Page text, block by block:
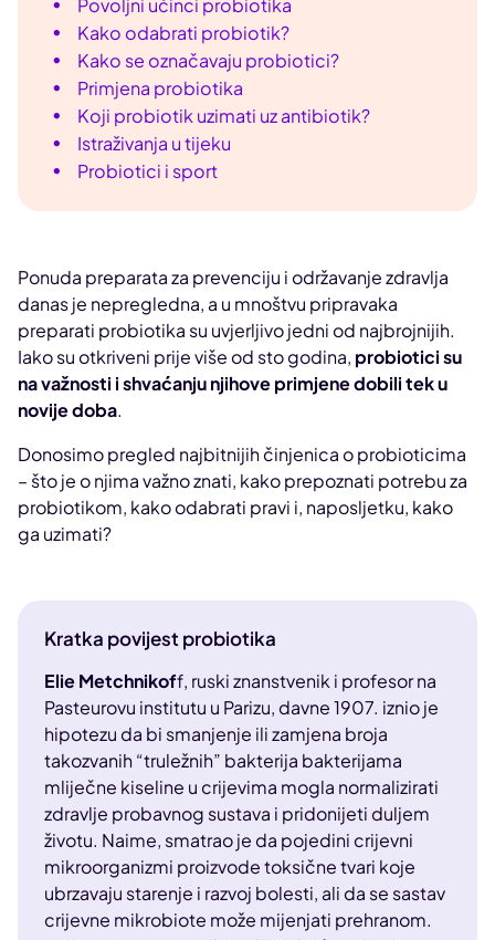
Povoljni učinci probiotika
Kako odabrati probiotik?
Kako se označavaju probiotici?
Primjena probiotika
Koji probiotik uzimati uz antibiotik?
Istraživanja u tijeku
Probiotici i sport
Ponuda preparata za prevenciju i održavanje zdravlja
danas je nepregledna, a u mnoštvu pripravaka
preparati probiotika su uvjerljivo jedni od najbrojnijih.
Iako su otkriveni prije više od sto godina, probiotici su
na važnosti i shvaćanju njihove primjene dobili tek u
novije doba.
Donosimo pregled najbitnijih činjenica o probioticima
– što je o njima važno znati, kako prepoznati potrebu za
probiotikom, kako odabrati pravi i, naposljetku, kako
ga uzimati?
Kratka povijest probiotika
Elie Metchnikoff, ruski znanstvenik i profesor na
Pasteurovu institutu u Parizu, davne 1907. iznio je
hipotezu da bi smanjenje ili zamjena broja
takozvanih “truležnih” bakterija bakterijama
mliječne kiseline u crijevima mogla normalizirati
zdravlje probavnog sustava i pridonijeti duljem
životu. Naime, smatrao je da pojedini crijevni
mikroorganizmi proizvode toksične tvari koje
ubrzavaju starenje i razvoj bolesti, ali da se sastav
crijevne mikrobiote može mijenjati prehranom.